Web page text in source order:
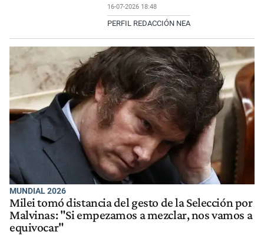
16-07-2026 18:48
PERFIL REDACCIÓN NEA
MUNDIAL 2026
Milei tomó distancia del gesto de la Selección por
Malvinas: "Si empezamos a mezclar, nos vamos a
equivocar"